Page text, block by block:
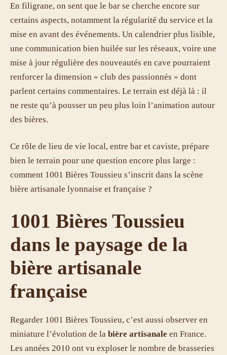
En filigrane, on sent que le bar se cherche encore sur
certains aspects, notamment la régularité du service et la
mise en avant des événements. Un calendrier plus lisible,
une communication bien huilée sur les réseaux, voire une
mise à jour régulière des nouveautés en cave pourraient
renforcer la dimension « club des passionnés » dont
parlent certains commentaires. Le terrain est déjà là : il
ne reste qu’à pousser un peu plus loin l’animation autour
des bières.
Ce rôle de lieu de vie local, entre bar et caviste, prépare
bien le terrain pour une question encore plus large :
comment 1001 Bières Toussieu s’inscrit dans la scène
bière artisanale lyonnaise et française ?
1001 Bières Toussieu
dans le paysage de la
bière artisanale
française
Regarder 1001 Bières Toussieu, c’est aussi observer en
miniature l’évolution de la bière artisanale en France.
Les années 2010 ont vu exploser le nombre de brasseries